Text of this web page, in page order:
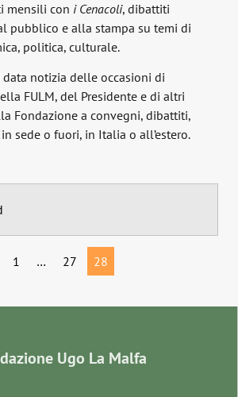
mensili con i Cenacoli, dibattiti
pubblico e alla stampa su temi di
politica, culturale.
notizia delle occasioni di
FULM, del Presidente e di altri
Fondazione a convegni, dibattiti,
sede o fuori, in Italia o all’estero.
1 … 27 28
Ugo La Malfa